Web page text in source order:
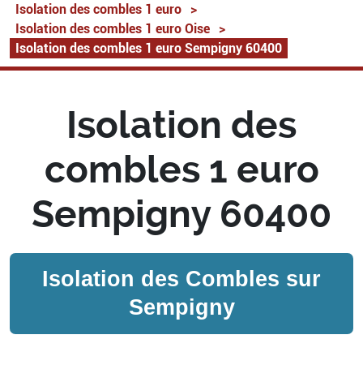
Isolation des combles 1 euro
>
Isolation des combles 1 euro Oise
>
Isolation des combles 1 euro Sempigny 60400
Isolation des
combles 1 euro
Sempigny 60400
Isolation des Combles sur
Sempigny